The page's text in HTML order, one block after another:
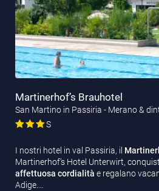
Martinerhof’s Brauhotel
San Martino in Passiria - Merano &
S
I nostri hotel in val Passiria, il
Martinerhof’s Hotel Unterwirt,
affettuosa cordialità e regalano
Adige.…